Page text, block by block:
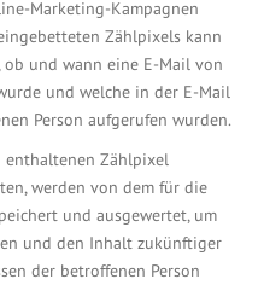
Marketing-Kampagnen
Zählpixels kann
ob und wann eine E-Mail von
und welche in der E-Mail
Person aufgerufen wurden.
enthaltenen Zählpixel
werden von dem für die
und ausgewertet, um
und den Inhalt zukünftiger
der betroffenen Person